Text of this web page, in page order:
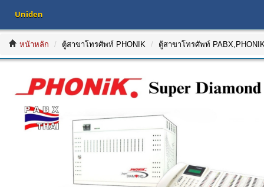
Uniden
หน้าหลัก ตู้สาขาโทรศัพท์ PHONIK ตู้สาขาโทรศัพท์